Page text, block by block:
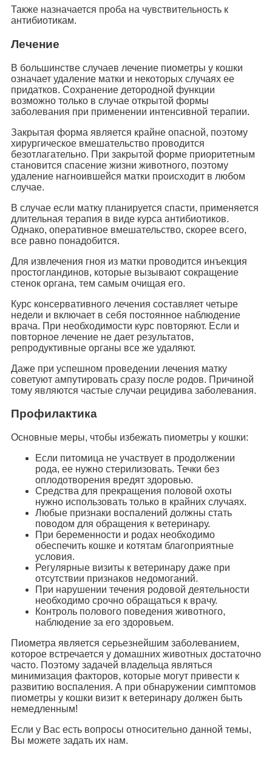
Также назначается проба на чувствительность к
антибиотикам.
Лечение
В большинстве случаев лечение пиометры у кошки
означает удаление матки и некоторых случаях ее
придатков. Сохранение детородной функции
возможно только в случае открытой формы
заболевания при применении интенсивной терапии.
Закрытая форма является крайне опасной, поэтому
хирургическое вмешательство проводится
безотлагательно. При закрытой форме приоритетным
становится спасение жизни животного, поэтому
удаление нагноившейся матки происходит в любом
случае.
В случае если матку планируется спасти, применяется
длительная терапия в виде курса антибиотиков.
Однако, оперативное вмешательство, скорее всего,
все равно понадобится.
Для извлечения гноя из матки проводится инъекция
простогландинов, которые вызывают сокращение
стенок органа, тем самым очищая его.
Курс консервативного лечения составляет четыре
недели и включает в себя постоянное наблюдение
врача. При необходимости курс повторяют. Если и
повторное лечение не дает результатов,
репродуктивные органы все же удаляют.
Даже при успешном проведении лечения матку
советуют ампутировать сразу после родов. Причиной
тому являются частые случаи рецидива заболевания.
Профилактика
Основные меры, чтобы избежать пиометры у кошки:
Если питомица не участвует в продолжении
рода, ее нужно стерилизовать. Течки без
оплодотворения вредят здоровью.
Средства для прекращения половой охоты
нужно использовать только в крайних случаях.
Любые признаки воспалений должны стать
поводом для обращения к ветеринару.
При беременности и родах необходимо
обеспечить кошке и котятам благоприятные
условия.
Регулярные визиты к ветеринару даже при
отсутствии признаков недомоганий.
При нарушении течения родовой деятельности
необходимо срочно обращаться к врачу.
Контроль полового поведения животного,
наблюдение за его здоровьем.
Пиометра является серьезнейшим заболеванием,
которое встречается у домашних животных достаточно
часто. Поэтому задачей владельца являться
минимизация факторов, которые могут привести к
развитию воспаления. А при обнаружении симптомов
пиометры у кошки визит к ветеринару должен быть
немедленным!
Если у Вас есть вопросы относительно данной темы,
Вы можете задать их нам.